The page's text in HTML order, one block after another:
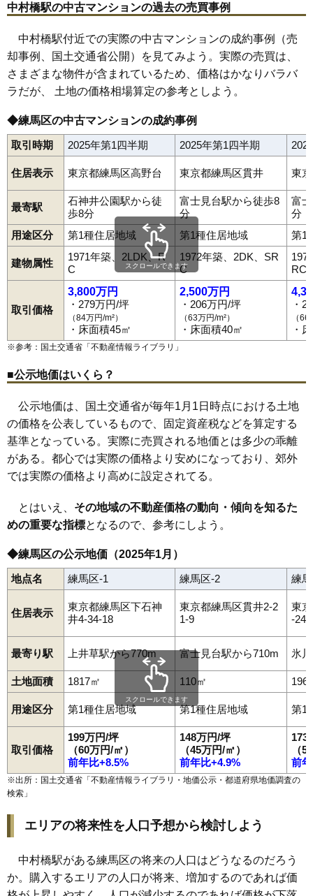
中村橋駅の中古マンションの過去の売買事例
中村橋駅付近での実際の中古マンションの成約事例（売
却事例、国土交通省公開）を見てみよう。実際の売買は、
さまざまな物件が含まれているため、価格はかなりバラバ
ラだが、 土地の価格相場算定の参考としよう。
◆練馬区の中古マンションの成約事例
取引時期 2025年第1四半期 2025年第1四半期
住居表示 東京都練馬区高野台 東京都練馬区貫井 東
最寄駅
石神井公園駅から徒
歩8分
富士見台駅から徒歩8
分
富
分
用途区分
第1種住居地域 第1種住居地域 第1
建物属性
1971年築、2LDK、R
C
1972年築、2DK、SR
C
RC
取引価格
3,800万円
・279万円/坪
（84万円/m²）
・床面積45㎡
2,500万円
・206万円/坪
（63万円/m²）
・床面積40㎡
・
（
・
スクロールできます
※参考：国土交通省「 不動産情報ライブラリ 」
■公示地価はいくら？
公示地価は、国土交通省が毎年1月1日時点における土地
の価格を公表しているもので、固定資産税などを算定する
基準となっている。実際に売買される地価とは多少の乖離
がある。都心では実際の価格より安めになっており、郊外
では実際の価格より高めに設定されてる。
とはいえ、 その地域の不動産価格の動向・傾向を知るた
めの重要な指標となるので、参考にしよう。
◆練馬区の公示地価（2025年1月）
地点名 練馬区-1 練馬区-2 練
住居表示
東京都練馬区下石神
井4-34-18
東京都練馬区貫井2-2
1-9
東
-24-
最寄り駅 上井草駅から770m 富士見台駅から710m 氷
土地面積 1817㎡ 110㎡ 196
用途区分 第1種住居地域 第1種住居地域 第1
取引価格
199万円/坪
（60万円/㎡）
前年比+8.5%
148万円/坪
（45万円/㎡）
前年比+4.9%
173
（
前
スクロールできます
※出所：国土交通省「 不動産情報ライブラリ・地価公示・都道府県地価調査の
検索 」
エリアの将来性を人口予想から検討しよう
中村橋駅がある練馬区の将来の人口はどうなるのだろう
か。購入するエリアの人口が将来、増加するのであれば価